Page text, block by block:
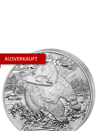
Cosmic Edition - Infinity
Edition - silber Color
Doppelmotiv
AUSVERKAUFT